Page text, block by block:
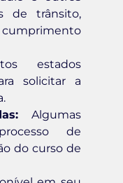
de trânsito,
estados
solicitar a
Algumas
de
do curso de